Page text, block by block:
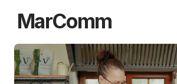
MarComm